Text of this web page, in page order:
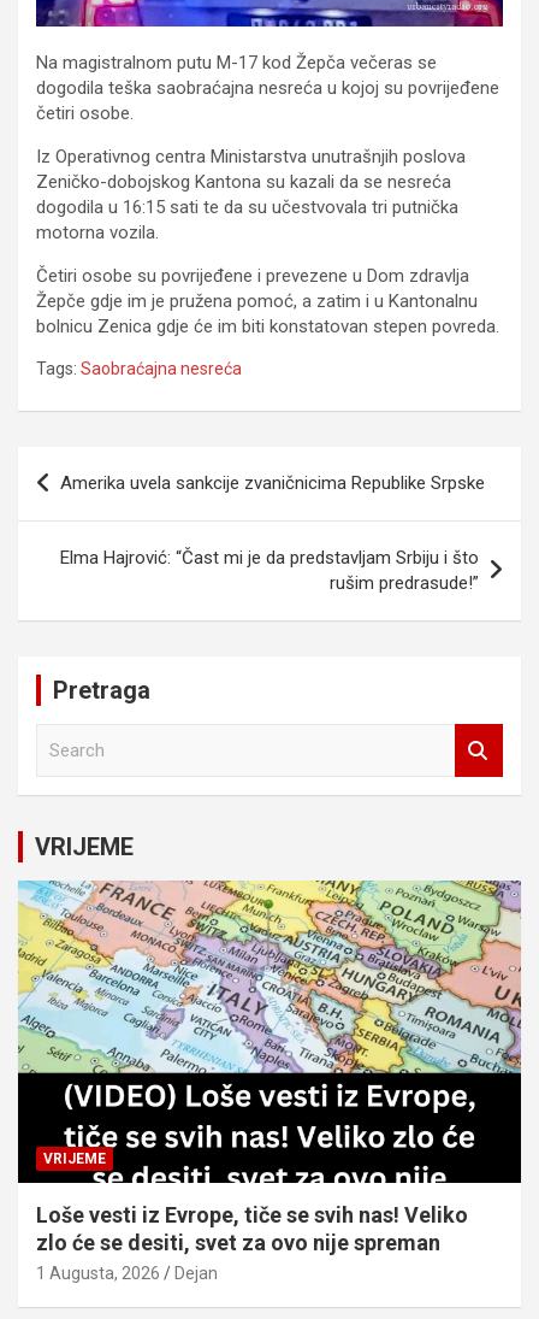
Na magistralnom putu M-17 kod Žepča večeras se
dogodila teška saobraćajna nesreća u kojoj su povrijeđene
četiri osobe.
Iz Operativnog centra Ministarstva unutrašnjih poslova
Zeničko-dobojskog Kantona su kazali da se nesreća
dogodila u 16:15 sati te da su učestvovala tri putnička
motorna vozila.
Četiri osobe su povrijeđene i prevezene u Dom zdravlja
Žepče gdje im je pružena pomoć, a zatim i u Kantonalnu
bolnicu Zenica gdje će im biti konstatovan stepen povreda.
Tags: Saobraćajna nesreća
Navigacija
članaka
Amerika uvela sankcije zvaničnicima Republike Srpske
Elma Hajrović: “Čast mi je da predstavljam Srbiju i što
rušim predrasude!”
Pretraga
c
VRIJEME
VRIJEME
Loše vesti iz Evrope, tiče se svih nas! Veliko
zlo će se desiti, svet za ovo nije spreman
1 Augusta, 2026 Dejan